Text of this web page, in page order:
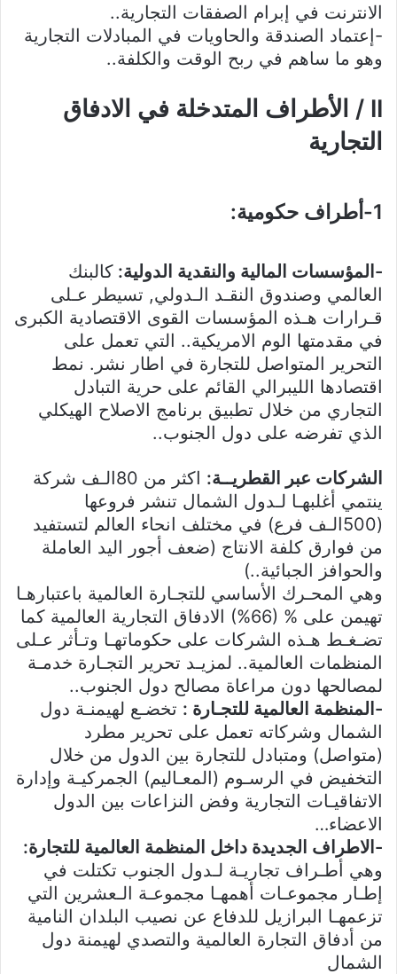
الانترنت في إبرام الصفقات التجارية..
-إعتماد الصندقة والحاويات في المبادلات التجارية
وهو ما ساهم في ربح الوقت والكلفة..
II / الأطراف المتدخلة في الادفاق
التجارية
1-أطراف حكومية:
-المؤسسات المالية والنقدية الدولية: كالبنك
العالمي وصندوق النقـد الـدولي, تسيطر عـلى
قـرارات هـذه المؤسسات القوى الاقتصادية الكبرى
في مقدمتها الوم الامريكية.. التي تعمل على
التحرير المتواصل للتجارة في اطار نشر. نمط
اقتصادها الليبرالي القائم على حرية التبادل
التجاري من خلال تطبيق برنامج الاصلاح الهيكلي
الذي تفرضه على دول الجنوب..
الشركات عبر القطريــة:
اكثر من 80الـف شركة
ينتمي أغلبهـا لـدول الشمال تنشر فروعها
(500الـف فرع) في مختلف انحاء العالم لتستفيد
من فوارق كلفة الانتاج (ضعف أجور اليد العاملة
والحوافز الجبائية..)
وهي المحـرك الأساسي للتجـارة العالمية باعتبارهـا
تهيمن على % (66%) الادفاق التجارية العالمية كما
تضـغـط هـذه الشركات على حكوماتهـا وتـأثر عـلى
المنظمات العالمية.. لمزيـد تحرير التجـارة خدمـة
لمصالحها دون مراعاة مصالح دول الجنوب..
-المنظمة العالمية للتجـارة : تخضـع لهيمنـة دول
الشمال وشركاته تعمل على تحرير مطرد
(متواصل) ومتبادل للتجارة بين الدول من خلال
التخفيض في الرسـوم (المعـاليم) الجمركيـة وإدارة
الاتفاقيـات التجارية وفض النزاعات بين الدول
الاعضاء…
-الاطراف الجديدة داخل المنظمة العالمية للتجارة:
وهي أطـراف تجاريـة لـدول الجنوب تكتلت في
إطـار مجموعـات أهمهـا مجموعـة الـعشرين التي
تزعمهـا البرازيل للدفاع عن نصيب البلدان النامية
من أدفاق التجارة العالمية والتصدي لهيمنة دول
الشمال